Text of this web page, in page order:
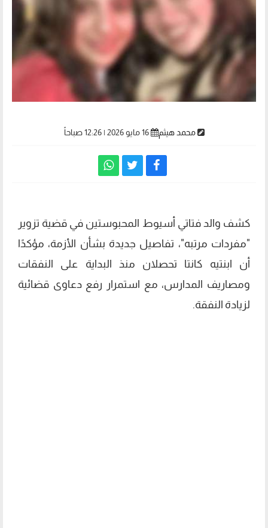
محمد هيثم 16 مايو 2026 | 12:26 صباحاً
كشف والد فتاتي أسيوط المحبوستين في قضية تزوير
"مفردات مرتبه"، تفاصيل جديدة بشأن الأزمة، مؤكدًا
أن ابنتيه كانتا تحصلان منذ البداية على النفقات
ومصاريف المدارس، مع استمرار رفع دعاوى قضائية
لزيادة النفقة.